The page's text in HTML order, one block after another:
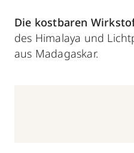
Die kostbaren
des Himalaya und
aus Madagaskar.